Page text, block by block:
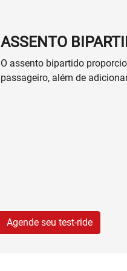
ASSENTO
O assento bipartido
passageiro, além de
Agende seu test-ride